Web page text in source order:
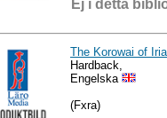
Ej i detta
The Korowai of
Hardback,
Engelska
(Fxra)